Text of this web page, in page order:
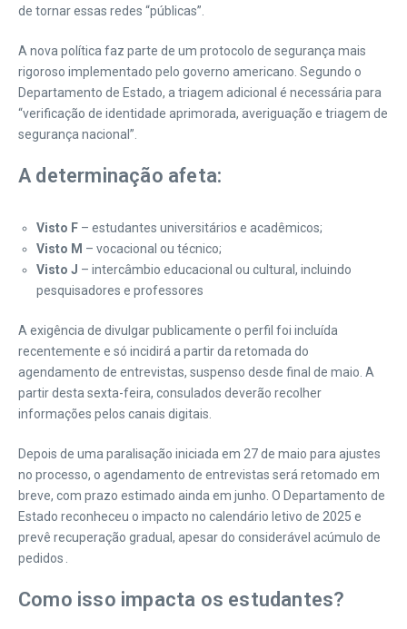
de tornar essas redes “públicas”.
A nova política faz parte de um protocolo de segurança mais
rigoroso implementado pelo governo americano. Segundo o
Departamento de Estado, a triagem adicional é necessária para
“verificação de identidade aprimorada, averiguação e triagem de
segurança nacional”.
A determinação afeta:
Visto F – estudantes universitários e acadêmicos;
Visto M – vocacional ou técnico;
Visto J – intercâmbio educacional ou cultural, incluindo
pesquisadores e professores
A exigência de divulgar publicamente o perfil foi incluída
recentemente e só incidirá a partir da retomada do
agendamento de entrevistas, suspenso desde final de maio. A
partir desta sexta-feira, consulados deverão recolher
informações pelos canais digitais.
Depois de uma paralisação iniciada em 27 de maio para ajustes
no processo, o agendamento de entrevistas será retomado em
breve, com prazo estimado ainda em junho. O Departamento de
Estado reconheceu o impacto no calendário letivo de 2025 e
prevê recuperação gradual, apesar do considerável acúmulo de
pedidos .
Como isso impacta os estudantes?